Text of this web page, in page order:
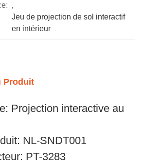
,
Jeu de projection de sol interactif
en intérieur
Produit
Projection interactive au
NL-SNDT001
PT-3283